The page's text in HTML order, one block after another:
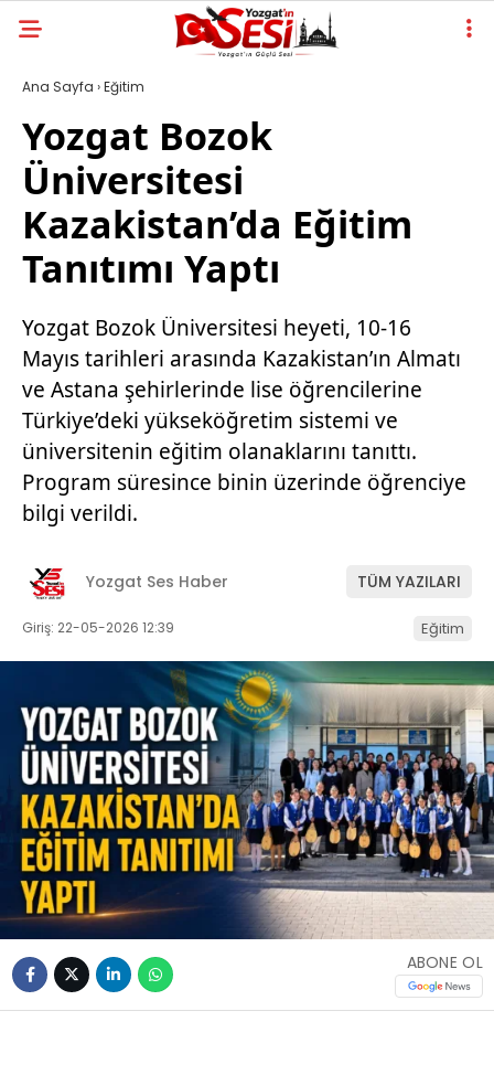
Ana Sayfa ›Eğitim
Yozgat Bozok
Üniversitesi
Kazakistan’da Eğitim
Tanıtımı Yaptı
Yozgat Bozok Üniversitesi heyeti, 10-16
Mayıs tarihleri arasında Kazakistan’ın Almatı
ve Astana şehirlerinde lise öğrencilerine
Türkiye’deki yükseköğretim sistemi ve
üniversitenin eğitim olanaklarını tanıttı.
Program süresince binin üzerinde öğrenciye
bilgi verildi.
Yozgat Ses Haber TÜM YAZILARI
Giriş: 22-05-2026 12:39 Eğitim
ABONE OL